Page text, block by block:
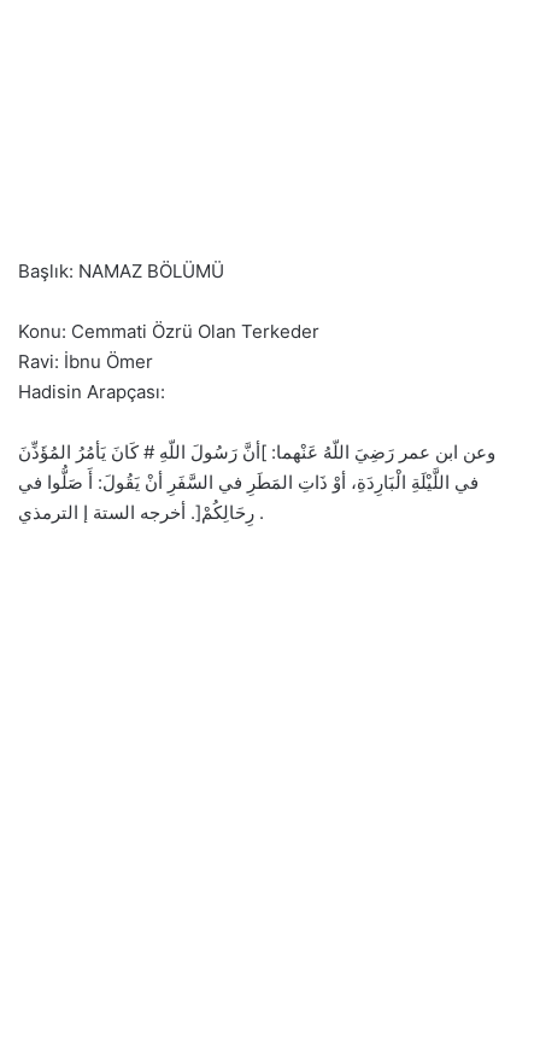
Başlık: NAMAZ BÖLÜMÜ
Konu: Cemmati Özrü Olan Terkeder
Ravi: İbnu Ömer
Hadisin Arapçası:
وعن ابن عمر رَضِيَ اللّهُ عَنْهما: ]أنَّ رَسُولَ اللّهِ # كَانَ يَأمُرُ المُؤَذِّنَ
في اللَّيْلَةِ الْبَارِدَةِ، أوْ ذَاتِ المَطَرِ في السَّفَرِ أنْ يَقُولَ: أَ صَلُّوا في
رِحَالِكُمْ[. أخرجه الستة إ الترمذي .